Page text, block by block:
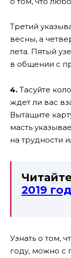
Третий
весны, а
лета. Пятый
в общении с
4. Тасуйте
ждет ли вас
Вытащите
масть
на трудности
2019
Узнать о том,
году, можно с